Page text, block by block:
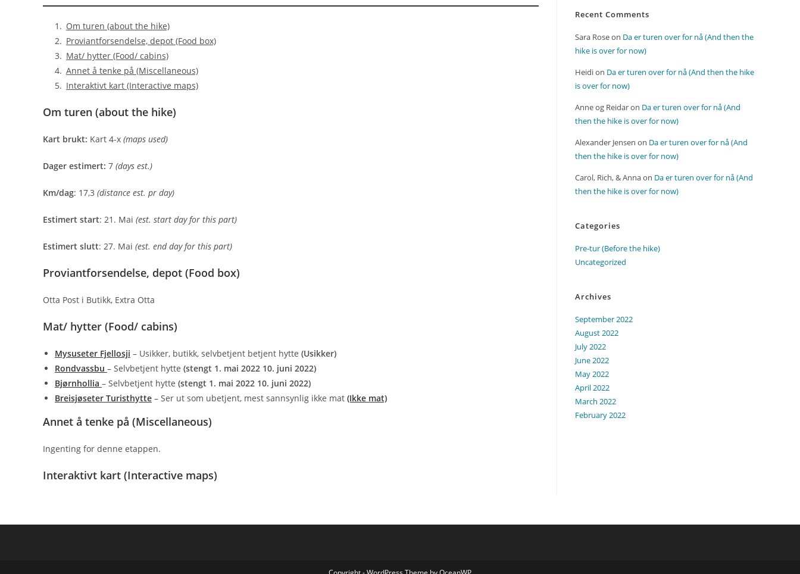
Om turen (about the hike)
Proviantforsendelse, depot (Food box)
Mat/ hytter (Food/ cabins)
Annet å tenke på (Miscellaneous)
Interaktivt kart (Interactive maps)
Om turen (about the hike)
Kart brukt: Kart 4-x (maps used)
Dager estimert: 7 (days est.)
Km/dag: 17,3 (distance est. pr day)
Estimert start: 21. Mai (est. start day for this part)
Estimert slutt: 27. Mai (est. end day for this part)
Proviantforsendelse, depot (Food box)
Otta Post i Butikk, Extra Otta
Mat/ hytter (Food/ cabins)
Mysuseter Fjellosji – Usikker, butikk, selvbetjent betjent hytte (Usikker)
Rondvassbu – Selvbetjent hytte (stengt 1. mai 2022 10. juni 2022)
Bjørnhollia – Selvbetjent hytte (stengt 1. mai 2022 10. juni 2022)
Breisjøseter Turisthytte – Ser ut som ubetjent, mest sannsynlig ikke mat (Ikke mat)
Annet å tenke på (Miscellaneous)
Ingenting for denne etappen.
Interaktivt kart (Interactive maps)
Recent Comments
Sara Roseon Da er turen over for nå (And then the
hike is over for now)
Heidion Da er turen over for nå (And then the hike
is over for now)
Anne og Reidaron Da er turen over for nå (And
then the hike is over for now)
Alexander Jensen on Da er turen over for nå (And
then the hike is over for now)
Carol, Rich, & Annaon Da er turen over for nå (And
then the hike is over for now)
Categories
Pre-tur (Before the hike)
Uncategorized
Archives
September 2022
August 2022
July 2022
June 2022
May 2022
April 2022
March 2022
February 2022